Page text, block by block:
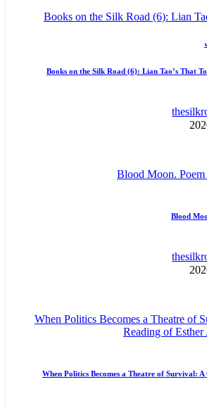
Books on the Silk Road (6): Lian Tao’s That
Blood
When Politics Becomes a Theatre of Survival: